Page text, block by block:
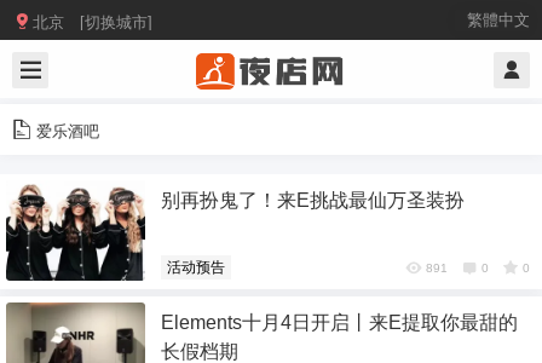
北京 [切换城市] 繁體中文
爱乐酒吧
别再扮鬼了！来E挑战最仙万圣装扮
活动预告 891 0 0
Elements十月4日开启丨来E提取你最甜的
长假档期